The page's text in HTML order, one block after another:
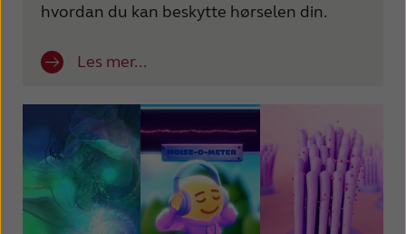
France India
International
Latinoamérica Netherlands
New Zealand Norge
Schweiz Suisse
hvordan du kan beskytte hørselen din.
Les mer...